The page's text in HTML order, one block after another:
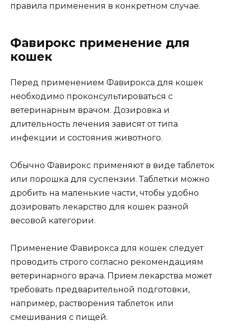
правила применения в конкретном случае.
Фавирокс применение для
кошек
Перед применением Фавирокса для кошек
необходимо проконсультироваться с
ветеринарным врачом. Дозировка и
длительность лечения зависят от типа
инфекции и состояния животного.
Обычно Фавирокс применяют в виде таблеток
или порошка для суспензии. Таблетки можно
дробить на маленькие части, чтобы удобно
дозировать лекарство для кошек разной
весовой категории.
Применение Фавирокса для кошек следует
проводить строго согласно рекомендациям
ветеринарного врача. Прием лекарства может
требовать предварительной подготовки,
например, растворения таблеток или
смешивания с пищей.